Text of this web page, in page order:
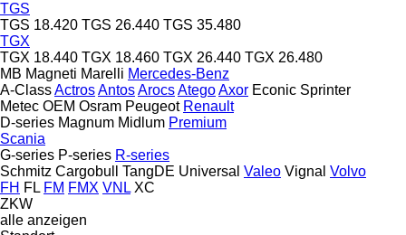
TGS
TGS 18.420 TGS 26.440 TGS 35.480
TGX
TGX 18.440 TGX 18.460 TGX 26.440 TGX 26.480
MB Magneti Marelli Mercedes-Benz
A-ClassActrosAntosArocsAtegoAxor Econic Sprinter
Metec OEM Osram Peugeot Renault
D-series Magnum Midlum Premium
Scania
G-series P-series R-series
Schmitz Cargobull
TangDE Universal Valeo Vignal Volvo
FH FL FM FMX VNL XC
ZKW
alle anzeigen